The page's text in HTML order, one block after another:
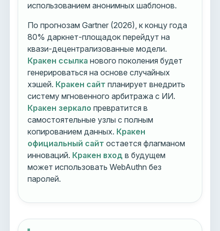
использованием анонимных шаблонов.
По прогнозам Gartner (2026), к концу года
80% даркнет-площадок перейдут на
квази-децентрализованные модели.
Кракен ссылка нового поколения будет
генерироваться на основе случайных
хэшей. Кракен сайт планирует внедрить
систему мгновенного арбитража с ИИ.
Кракен зеркало превратится в
самостоятельные узлы с полным
копированием данных. Кракен
официальный сайт остается флагманом
инноваций. Кракен вход в будущем
может использовать WebAuthn без
паролей.